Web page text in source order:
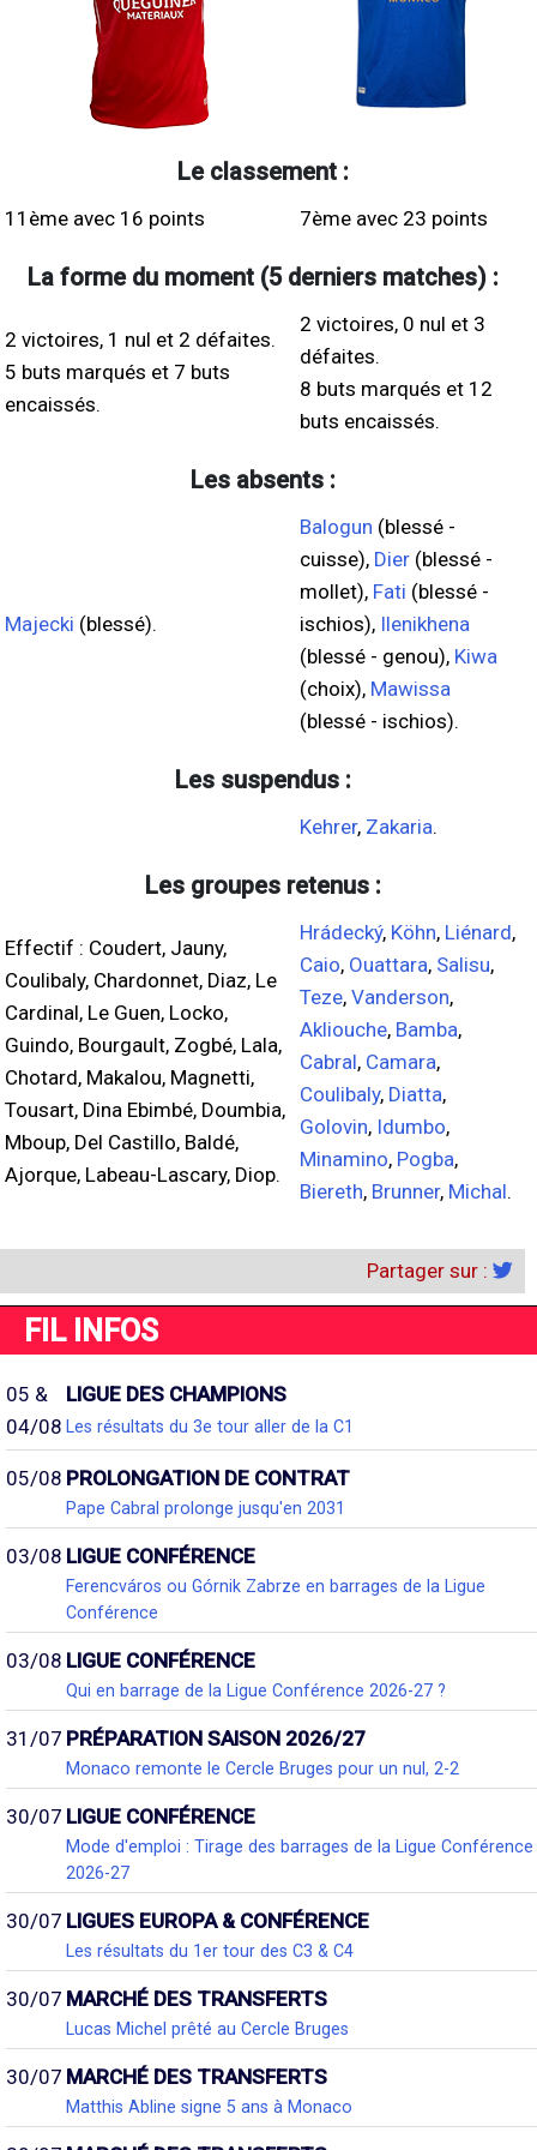
Le classement :
11ème avec 16 points 7ème avec 23 points
La forme du moment (5 derniers matches) :
2 victoires, 1 nul et 2 défaites.
5 buts marqués et 7 buts
encaissés.
2 victoires, 0 nul et 3
défaites.
8 buts marqués et 12
buts encaissés.
Les absents :
Majecki (blessé).
Balogun (blessé -
cuisse), Dier (blessé -
mollet), Fati (blessé -
ischios), Ilenikhena
(blessé - genou), Kiwa
(choix), Mawissa
(blessé - ischios).
Les suspendus :
Kehrer, Zakaria.
Les groupes retenus :
Effectif : Coudert, Jauny,
Coulibaly, Chardonnet, Diaz, Le
Cardinal, Le Guen, Locko,
Guindo, Bourgault, Zogbé, Lala,
Chotard, Makalou, Magnetti,
Tousart, Dina Ebimbé, Doumbia,
Mboup, Del Castillo, Baldé,
Ajorque, Labeau-Lascary, Diop.
Hrádecký, Köhn, Liénard,
Caio, Ouattara, Salisu,
Teze, Vanderson,
Akliouche, Bamba,
Cabral, Camara,
Coulibaly, Diatta,
Golovin, Idumbo,
Minamino, Pogba,
Biereth, Brunner, Michal.
Partager sur :
FIL INFOS
05 &
04/08
LIGUE DES CHAMPIONS
Les résultats du 3e tour aller de la C1
05/08 PROLONGATION DE CONTRAT
Pape Cabral prolonge jusqu'en 2031
03/08 LIGUE CONFÉRENCE
Ferencváros ou Górnik Zabrze en barrages de la Ligue
Conférence
03/08 LIGUE CONFÉRENCE
Qui en barrage de la Ligue Conférence 2026-27 ?
31/07 PRÉPARATION SAISON 2026/27
Monaco remonte le Cercle Bruges pour un nul, 2-2
30/07 LIGUE CONFÉRENCE
Mode d'emploi : Tirage des barrages de la Ligue Conférence
2026-27
30/07 LIGUES EUROPA & CONFÉRENCE
Les résultats du 1er tour des C3 & C4
30/07 MARCHÉ DES TRANSFERTS
Lucas Michel prêté au Cercle Bruges
30/07 MARCHÉ DES TRANSFERTS
Matthis Abline signe 5 ans à Monaco